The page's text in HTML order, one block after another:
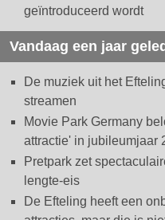
geïntroduceerd wordt
Vandaag een jaar
De muziek uit het
streamen
Movie Park Germany
attractie' in jubileumjaar
Pretpark zet
lengte-eis
De Efteling heeft een